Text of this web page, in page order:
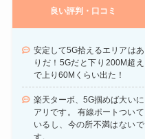
良い評判・口コミ
安定して5G拾えるエリアはあ
りだ！5Gだと下り200M超え
で上り60Mくらい出た！
楽天ターボ、5G掴めば大いに
アリです。 有線ポートついて
いるし、今の所不満はないで
す。